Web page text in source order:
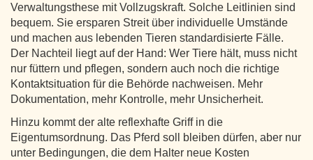
Verwaltungsthese mit Vollzugskraft. Solche Leitlinien sind
bequem. Sie ersparen Streit über individuelle Umstände
und machen aus lebenden Tieren standardisierte Fälle.
Der Nachteil liegt auf der Hand: Wer Tiere hält, muss nicht
nur füttern und pflegen, sondern auch noch die richtige
Kontaktsituation für die Behörde nachweisen. Mehr
Dokumentation, mehr Kontrolle, mehr Unsicherheit.
Hinzu kommt der alte reflexhafte Griff in die
Eigentumsordnung. Das Pferd soll bleiben dürfen, aber nur
unter Bedingungen, die dem Halter neue Kosten